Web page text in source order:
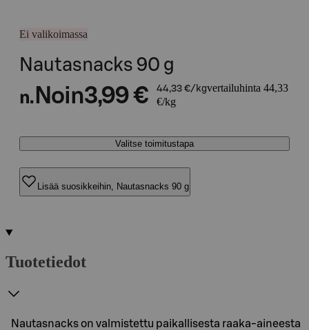
Ei valikoimassa
Nautasnacks 90 g
n. Noin3,99 € 44,33 €/kgvertailuhinta 44,33
€/kg
Valitse toimitustapa
Lisää suosikkeihin, Nautasnacks 90 g
Tuotetiedot
Nautasnacks on valmistettu paikallisesta raaka-aineesta